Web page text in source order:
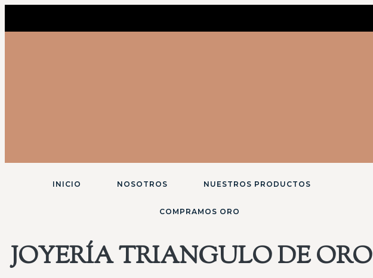
INICIO NOSOTROS NUESTROS PRODUCTOS
COMPRAMOS ORO
JOYERÍA TRIANGULO DE ORO